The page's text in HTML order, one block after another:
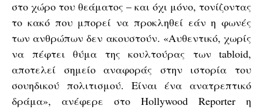
στο χώρο του θεάματος – και όχι μόνο, τονίζοντας
το κακό που μπορεί να προκληθεί εάν η φωνές
των ανθρώπων δεν ακουστούν. «Αυθεντικό, χωρίς
να πέφτει θύμα της κουλτούρας των tabloid,
αποτελεί σημείο αναφοράς στην ιστορία του
σουηδικού πολιτισμού. Είναι ένα ανατρεπτικό
δράμα», ανέφερε στο Hollywood Reporter η